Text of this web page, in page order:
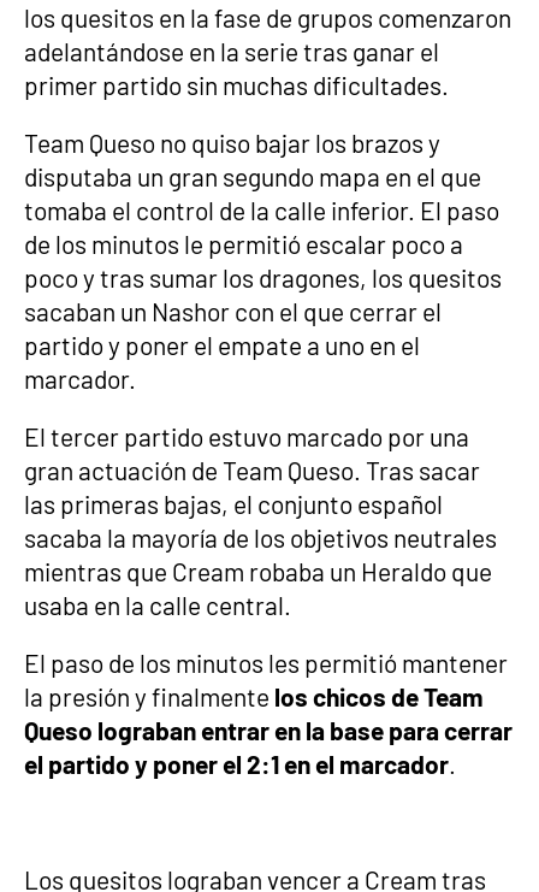
los quesitos en la fase de grupos comenzaron
adelantándose en la serie tras ganar el
primer partido sin muchas dificultades.
Team Queso no quiso bajar los brazos y
disputaba un gran segundo mapa en el que
tomaba el control de la calle inferior. El paso
de los minutos le permitió escalar poco a
poco y tras sumar los dragones, los quesitos
sacaban un Nashor con el que cerrar el
partido y poner el empate a uno en el
marcador.
El tercer partido estuvo marcado por una
gran actuación de Team Queso. Tras sacar
las primeras bajas, el conjunto español
sacaba la mayoría de los objetivos neutrales
mientras que Cream robaba un Heraldo que
usaba en la calle central.
El paso de los minutos les permitió mantener
la presión y finalmente los chicos de Team
Queso lograban entrar en la base para cerrar
el partido y poner el 2:1 en el marcador.
Los quesitos lograban vencer a Cream tras